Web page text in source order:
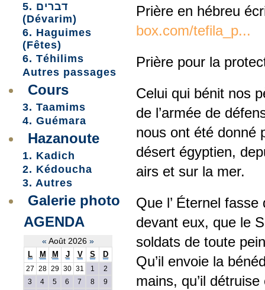
5. דברים
(Dévarim)
6. Haguimes
(Fêtes)
6. Téhilims
Autres passages
Cours
3. Taamims
4. Guémara
Hazanoute
1. Kadich
2. Kédoucha
3. Autres
Galerie photo
AGENDA
« Août 2026 »
L M M J V S D
27 28 29 30 31 1
2
3
4 5 6 7 8
9
Prière en hébreu
box.com/tefila_p...
Prière pour la
Celui qui bénit nos
de l’armée de
nous ont été donné
désert égyptien,
airs et sur la mer.
Que l’ Éternel
devant eux, que le
soldats de toute
Qu’il envoie la
mains, qu’il